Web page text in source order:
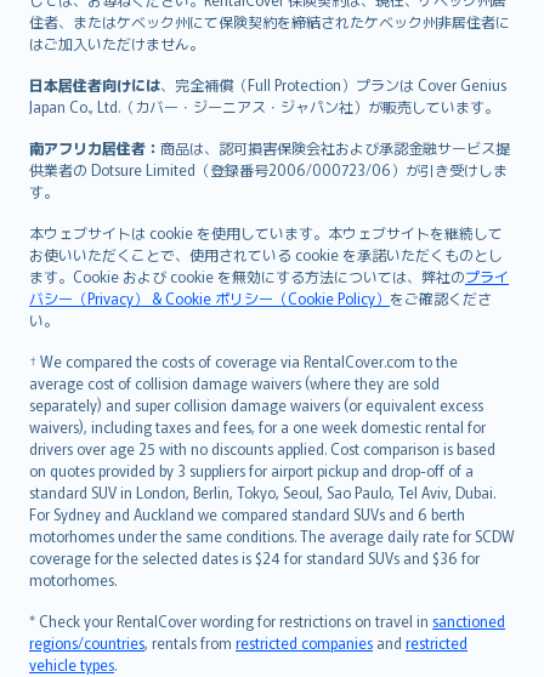
住者、またはケベック州にて保険契約を締結されたケベック州非居住者に
はご加入いただけません。
日本居住者向けには、完全補償（Full Protection）プランは Cover Genius
Japan Co., Ltd.（カバー・ジーニアス・ジャパン社）が販売しています。
南アフリカ居住者： 商品は、認可損害保険会社および承認金融サービス提
供業者の Dotsure Limited（登録番号2006/000723/06）が引き受けしま
す。
本ウェブサイトは cookie を使用しています。本ウェブサイトを継続して
お使いいただくことで、使用されている cookie を承諾いただくものとし
ます。Cookie および cookie を無効にする方法については、弊社のプライ
バシー（Privacy） & Cookie ポリシー（Cookie Policy） をご確認くださ
い。
† We compared the costs of coverage via RentalCover.com to the
average cost of collision damage waivers (where they are sold
separately) and super collision damage waivers (or equivalent excess
waivers), including taxes and fees, for a one week domestic rental for
drivers over age 25 with no discounts applied. Cost comparison is based
on quotes provided by 3 suppliers for airport pickup and drop-off of a
standard SUV in London, Berlin, Tokyo, Seoul, Sao Paulo, Tel Aviv, Dubai.
For Sydney and Auckland we compared standard SUVs and 6 berth
motorhomes under the same conditions. The average daily rate for SCDW
coverage for the selected dates is $24 for standard SUVs and $36 for
motorhomes.
* Check your RentalCover wording for restrictions on travel in sanctioned
regions/countries, rentals from restricted companies and restricted
vehicle types.